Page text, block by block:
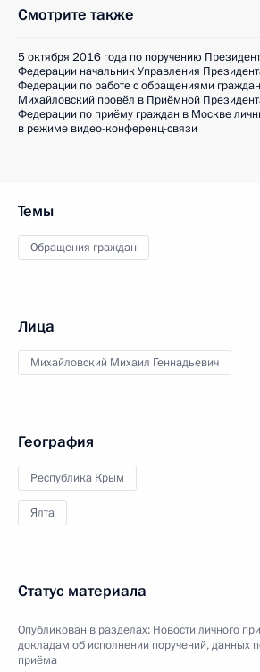
Смотрите также
5 октября 2016 года по поручению
Федерации начальник Управления
Федерации по работе с обращениями
Михайловский провёл в Приёмной
Федерации по приёму граждан в Москве
в режиме видео-конференц-связи
Темы
Обращения граждан
Лица
Михайловский Михаил Геннадьевич
География
Республика Крым
Ялта
Статус материала
Опубликован в разделах: Новости личного
докладам об исполнении поручений, данных
приёма